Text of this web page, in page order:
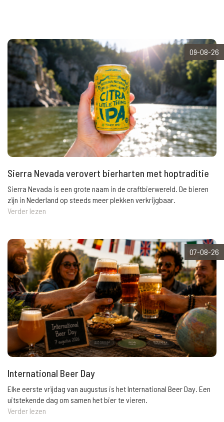
09-08-26
Sierra Nevada verovert bierharten met hoptraditie
Sierra Nevada is een grote naam in de craftbierwereld. De bieren
zijn in Nederland op steeds meer plekken verkrijgbaar.
Verder lezen
07-08-26
International Beer Day
Elke eerste vrijdag van augustus is het International Beer Day. Een
uitstekende dag om samen het bier te vieren.
Verder lezen